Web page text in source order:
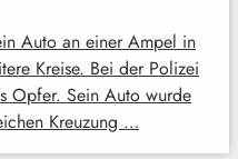
Auto an einer Ampel in
Kreise. Bei der Polizei
Opfer. Sein Auto wurde
Kreuzung …